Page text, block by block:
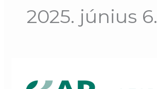
2025. június 6.
095-